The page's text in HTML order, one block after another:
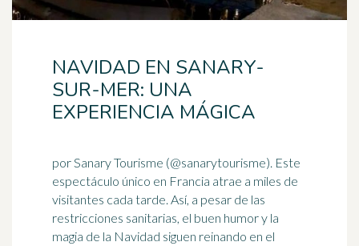
NAVIDAD EN SANARY-
SUR-MER: UNA
EXPERIENCIA MÁGICA
por Sanary Tourisme (@sanarytourisme). Este
espectáculo único en Francia atrae a miles de
visitantes cada tarde. Así, a pesar de las
restricciones sanitarias, el buen humory la
magia de la Navidad siguen reinando en el